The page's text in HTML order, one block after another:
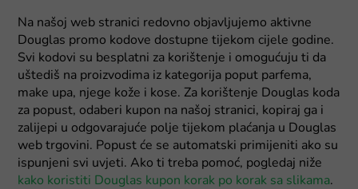
Na našoj web stranici redovno objavljujemo aktivne
Douglas promo kodove dostupne tijekom cijele godine.
Svi kodovi su besplatni za korištenje i omogućuju ti da
uštediš na proizvodima iz kategorija poput parfema,
make upa, njege kože i kose. Za korištenje Douglas koda
za popust, odaberi kupon na našoj stranici, kopiraj ga i
zalijepi u odgovarajuće polje tijekom plaćanja u Douglas
web trgovini. Popust će se automatski primijeniti ako su
ispunjeni svi uvjeti. Ako ti treba pomoć, pogledaj niže
kako koristiti Douglas kupon korak po korak sa slikama.